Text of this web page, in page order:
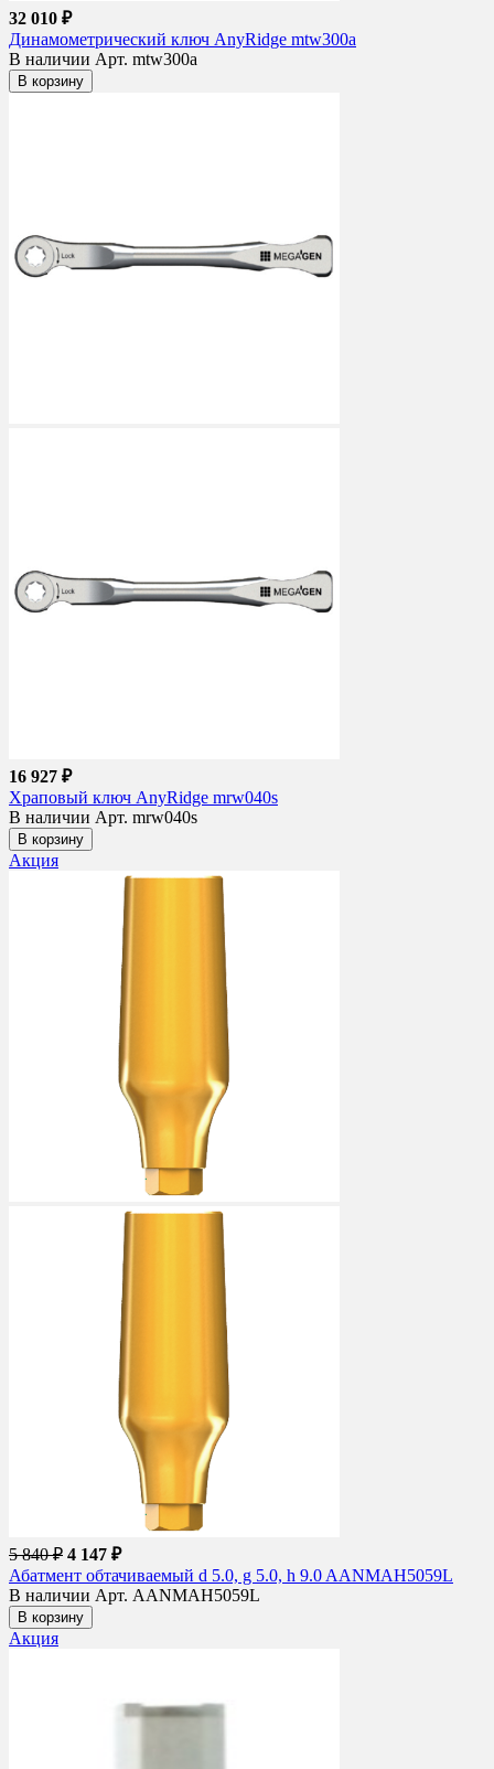
32 010 ₽
Динамометрический ключ AnyRidge mtw300a
В наличии Арт. mtw300a
В корзину
16 927 ₽
Храповый ключ AnyRidge mrw040s
В наличии Арт. mrw040s
В корзину
Акция
5 840 ₽ 4 147 ₽
Абатмент обтачиваемый d 5.0, g 5.0, h 9.0 AANMAH5059L
В наличии Арт. AANMAH5059L
В корзину
Акция